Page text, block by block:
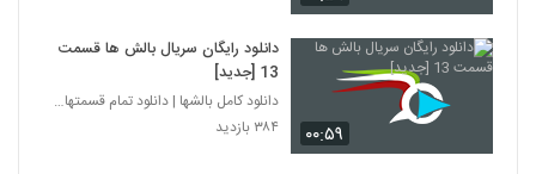
۰۰:۵۹
دانلود رایگان سریال بالش ها قسمت
13 [جدید]
دانلود کامل بالشها | دانلود تمام قسمتهای سریال بال
۳۸۴ بازدید